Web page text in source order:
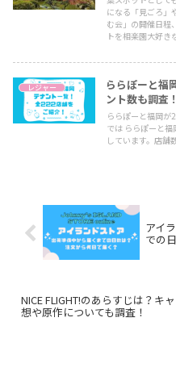
になる「見ごろ」
む会」の開催日程
トを相楽園大好き
レジャー
ららぽーと福
ント数も調査！
ららぽーと福岡が
では ららぽーと
しています。店舗
アイ
での
NICE FLIGHT!のあらすじは？キ
想や原作についても調査！